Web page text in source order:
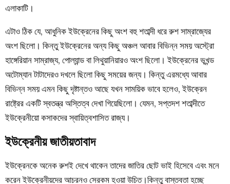
এলাকাটি।
এটাও ঠিক যে, আধুনিক ইউক্রেনের কিছু অংশ বহু শতাব্দী ধরে রুশ সাম্রাজ্যের
অংশ ছিলো। কিন্তু ইউক্রেনের অন্য কিছু অঞ্চল আবার বিভিন্ন সময় অস্ট্রো
হাঙ্গেরিয়ান সাম্রাজ্য, পোল্যান্ড বা লিথুয়ানিয়ারও অংশ ছিলো। ইউক্রেনের ভূখন্ড
অটোম্যান টাটাদেরও দখলে ছিলো কিছু সময়ের জন্য। কিন্তু এরমধ্যে আবার
বিভিন্ন সময় এমন কিছু দৃষ্টান্তও আছে যখন সাময়িক ভাবে হলেও, ইউক্রেন
রাষ্ট্রের একটি স্বতন্ত্র অস্তিত্ব দেখা গিয়েছিলো। যেমন, সপ্তদশ শতাব্দীতে
ইউক্রেনীয়ো কসাকদের স্বায়িত্বশাসিত রাজ্য।
ইউক্রেনীয় জাতীয়তাবাদ
ইউক্রেনকে অনেক রুশই দেখে থাকেন তাদের জাতির ছোট ভাই হিসেবে এবং মনে
করেন ইউক্রেনীয়দের আচরনও সেরকম হওয়া উচিত।কিন্তু বাস্তবতা হচ্ছে